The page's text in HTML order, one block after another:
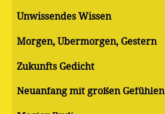
Unwissendes Wissen
Morgen, Übermorgen, Gestern
Zukunfts Gedicht
Neuanfang mit großen Gefühlen